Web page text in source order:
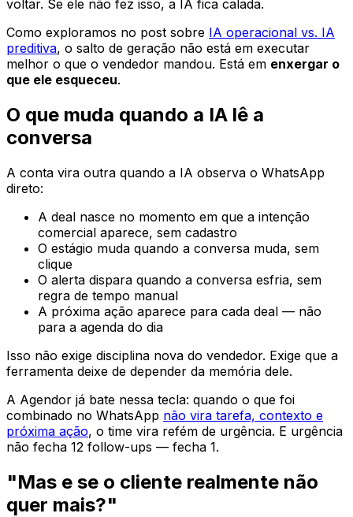
voltar. Se ele não fez isso, a IA fica calada.
Como exploramos no post sobre IA operacional vs. IA
preditiva, o salto de geração não está em executar
melhor o que o vendedor mandou. Está em enxergar o
que ele esqueceu.
O que muda quando a IA lê a
conversa
A conta vira outra quando a IA observa o WhatsApp
direto:
A deal nasce no momento em que a intenção
comercial aparece, sem cadastro
O estágio muda quando a conversa muda, sem
clique
O alerta dispara quando a conversa esfria, sem
regra de tempo manual
A próxima ação aparece para cada deal — não
para a agenda do dia
Isso não exige disciplina nova do vendedor. Exige que a
ferramenta deixe de depender da memória dele.
A Agendor já bate nessa tecla: quando o que foi
combinado no WhatsApp não vira tarefa, contexto e
próxima ação, o time vira refém de urgência. E urgência
não fecha 12 follow-ups — fecha 1.
"Mas e se o cliente realmente não
quer mais?"